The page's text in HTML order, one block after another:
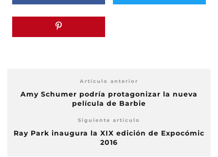
Artículo anterior
Amy Schumer podría protagonizar la nueva
película de Barbie
Siguiente artículo
Ray Park inaugura la XIX edición de Expocómic
2016